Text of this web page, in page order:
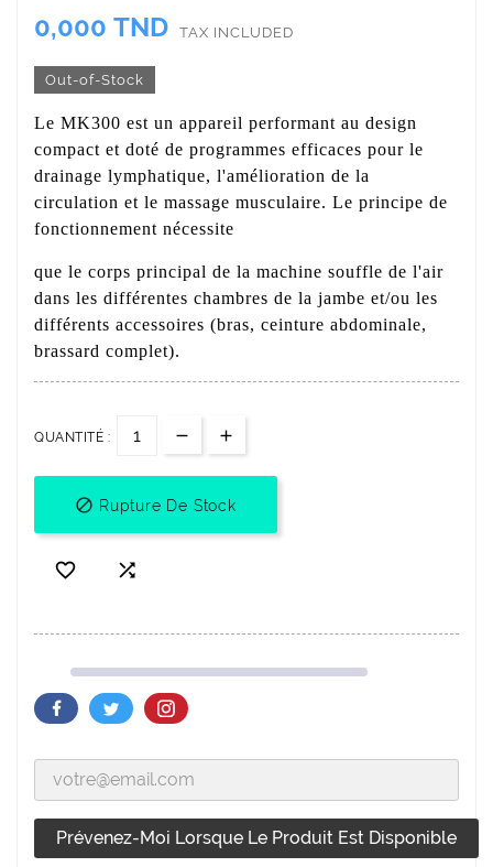
0,000 TND TAX INCLUDED
Out-of-Stock
Le MK300 est un appareil performant au design
compact et doté de programmes efficaces pour le
drainage lymphatique, l'amélioration de la
circulation et le massage musculaire. Le principe de
fonctionnement nécessite
que le corps principal de la machine souffle de l'air
dans les différentes chambres de la jambe et/ou les
différents accessoires (bras, ceinture abdominale,
brassard complet).
QUANTITÉ :
 Rupture De Stock
 
Prévenez-Moi Lorsque Le Produit Est Disponible